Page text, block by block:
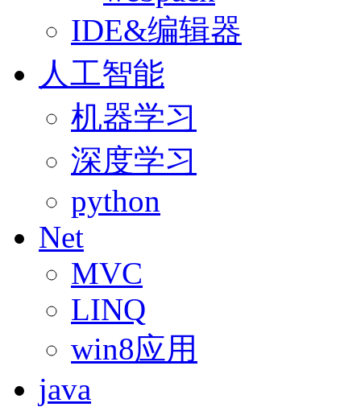
IDE&编辑器
人工智能
机器学习
深度学习
python
Net
MVC
LINQ
win8应用
java